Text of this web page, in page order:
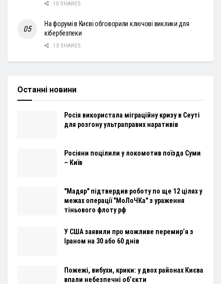
10 SHARES
На форумі в Києві обговорили ключові виклики для
кібербезпеки
13 SHARES
Останні новини
Росія використала міграційну кризу в Сеуті
для розгону ультраправих наративів
Росіяни поцілили у локомотив поїзда Суми
– Київ
"Мадяр" підтвердив роботу по ще 12 цілях у
межах операції "МоЛоЧКа" з ураження
тіньового флоту рф
У США заявили про можливе перемир’я з
Іраном на 30 або 60 днів
Пожежі, вибухи, крики: у двох районах Києва
впали небезпечні об’єкти